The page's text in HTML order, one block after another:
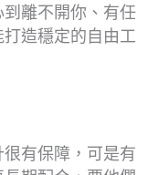
離不開你、有任
造穩定的自由工
有保障，可是有